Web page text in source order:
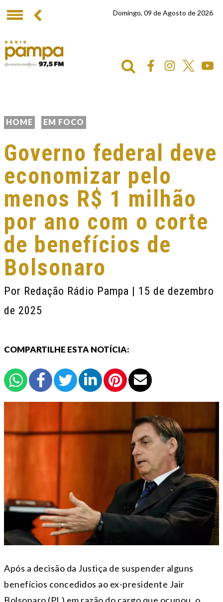
Domingo, 09 de Agosto de 2026
HOME EM FOCO
Governo federal deve
economizar pelo
menos R$ 1 milhão
por ano com o corte
de benefícios de
Bolsonaro
Por Redação Rádio Pampa | 15 de dezembro
de 2025
COMPARTILHE ESTA NOTÍCIA:
Após a decisão da Justiça de suspender alguns
benefícios concedidos ao ex-presidente Jair